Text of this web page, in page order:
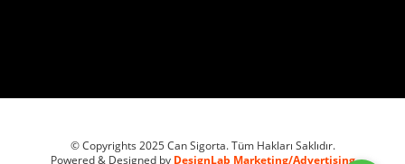
© Copyrights 2025 Can Sigorta. Tüm Hakları Saklıdır.
Powered & Designed by DesignLab Marketing/Advertising